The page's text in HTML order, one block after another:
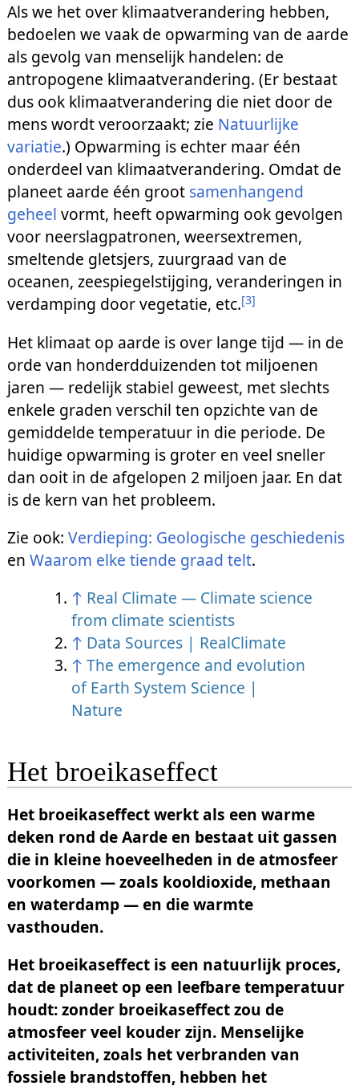
Als we het over klimaatverandering hebben,
bedoelen we vaak de opwarming van de aarde
als gevolg van menselijk handelen: de
antropogene klimaatverandering. (Er bestaat
dus ook klimaatverandering die niet door de
mens wordt veroorzaakt; zie Natuurlijke
variatie.) Opwarming is echter maar één
onderdeel van klimaatverandering. Omdat de
planeet aarde één groot samenhangend
geheel vormt, heeft opwarming ook gevolgen
voor neerslagpatronen, weersextremen,
smeltende gletsjers, zuurgraad van de
oceanen, zeespiegelstijging, veranderingen in
verdamping door vegetatie, etc.[3]
Het klimaat op aarde is over lange tijd — in de
orde van honderdduizenden tot miljoenen
jaren — redelijk stabiel geweest, met slechts
enkele graden verschil ten opzichte van de
gemiddelde temperatuur in die periode. De
huidige opwarming is groter en veel sneller
dan ooit in de afgelopen 2 miljoen jaar. En dat
is de kern van het probleem.
Zie ook: Verdieping: Geologische geschiedenis
en Waarom elke tiende graad telt.
↑ Real Climate — Climate science
from climate scientists
↑ Data Sources | RealClimate
↑ The emergence and evolution
of Earth System Science |
Nature
Het broeikaseffect
Het broeikaseffect werkt als een warme
deken rond de Aarde en bestaat uit gassen
die in kleine hoeveelheden in de atmosfeer
voorkomen — zoals kooldioxide, methaan
en waterdamp — en die warmte
vasthouden.
Het broeikaseffect is een natuurlijk proces,
dat de planeet op een leefbare temperatuur
houdt: zonder broeikaseffect zou de
atmosfeer veel kouder zijn. Menselijke
activiteiten, zoals het verbranden van
fossiele brandstoffen, hebben het